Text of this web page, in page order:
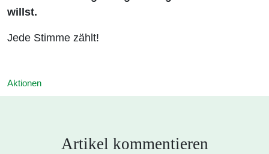
willst.
Jede Stimme zählt!
Aktionen
Artikel kommentieren